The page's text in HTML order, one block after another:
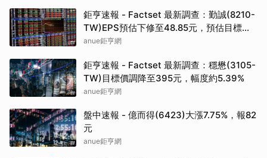
鉅亨速報 - Factset 最新調查：勤誠(8210-
TW)EPS預估下修至48.85元，預估目標價
為1600元
anue鉅亨網
鉅亨速報 - Factset 最新調查：穩懋(3105-
TW)目標價調降至395元，幅度約5.39%
anue鉅亨網
盤中速報 - 億而得(6423)大漲7.75%，報82
元
anue鉅亨網